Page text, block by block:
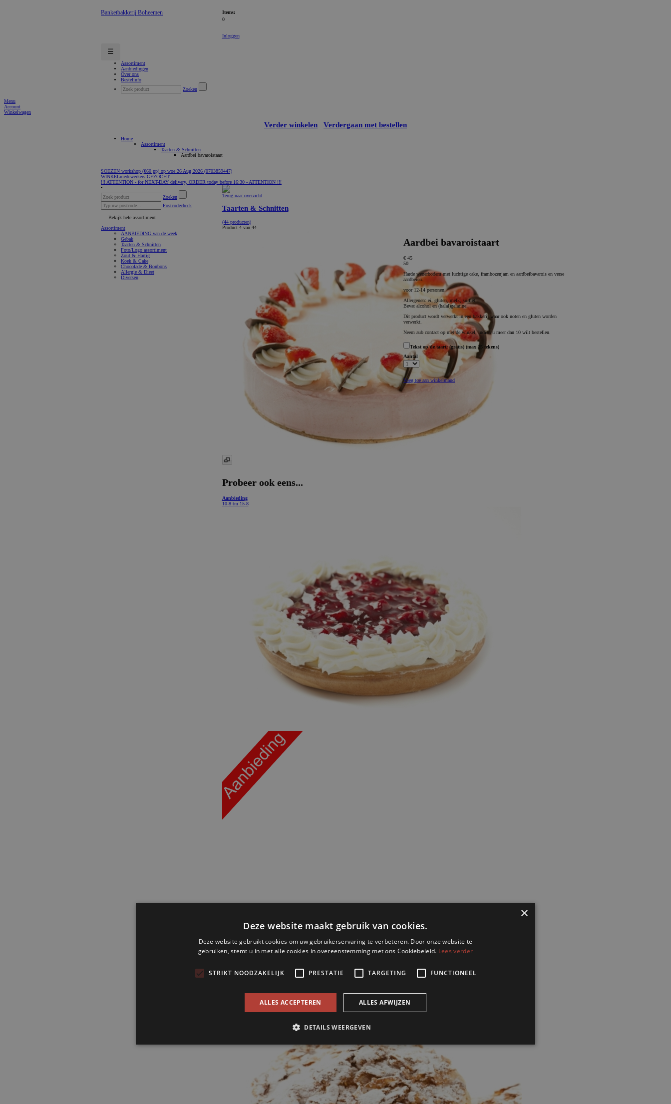
Banketbakkerij Boheemen
Items:
0
Inloggen
☰
Assortiment
Aanbiedingen
Over ons
Bestelinfo
Zoeken
Menu
Account
Winkelwagen
Verder winkelen Verdergaan met bestellen
Home
Assortiment
Taarten & Schnitten
Aardbei bavaroistaart
SOEZEN workshop (€60 pp) op woe 26 Aug 2026 (0703859447)
WINKELmedewerkers GEZOCHT
!!! ATTENTION - for NEXT-DAY delivery, ORDER today before 16:30 - ATTENTION !!!
Zoeken
Postcodecheck
Bekijk hele assortiment
Assortiment
AANBIEDING van de week
Gebak
Taarten & Schnitten
Foto/Logo assortiment
Zout & Hartig
Koek & Cake
Chocolade & Bonbons
Allergie & Dieet
Diversen
Terug naar overzicht
Taarten & Schnitten
(44 producten)
Product 4 van 44
Aardbei bavaroistaart
€ 45
50
Harde wenerbodem met luchtige cake, frambozenjam en aardbeibavarois en verse
aardbeien.
voor 12-14 personen.
Allergenen: ei, gluten, melk, sulfiet.
Bevat alcohol en (halal)gelatine.
Dit product wordt verwerkt in een bakkerij waar ook noten en gluten worden
verwerkt.
Neem aub contact op met de winkel, indien u meer dan 10 wilt bestellen.
Tekst op de taart:(gratis) (max 25 tekens)
Aantal
Voeg toe aan winkelmand
Probeer ook eens...
Aanbieding
10-8 tm 15-8